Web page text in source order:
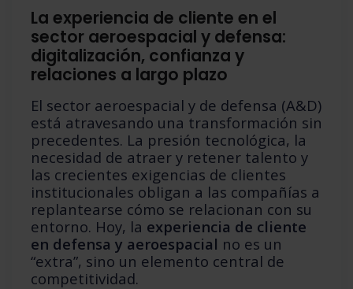
La experiencia de cliente en el
sector aeroespacial y defensa:
digitalización, confianza y
relaciones a largo plazo
El sector aeroespacial y de defensa (A&D)
está atravesando una transformación sin
precedentes. La presión tecnológica, la
necesidad de atraer y retener talento y
las crecientes exigencias de clientes
institucionales obligan a las compañías a
replantearse cómo se relacionan con su
entorno. Hoy, la experiencia de cliente
en defensa y aeroespacial no es un
“extra”, sino un elemento central de
competitividad.